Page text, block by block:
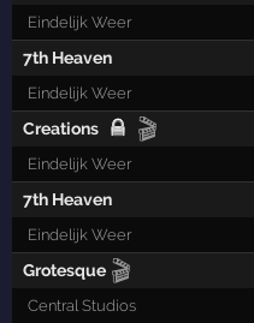
Eindelijk Weer
7th Heaven
Eindelijk Weer
Creations 🎬
Eindelijk Weer
7th Heaven
Eindelijk Weer
Grotesque 🎬
Central Studios